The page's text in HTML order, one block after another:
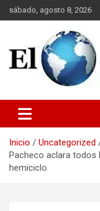
Saltar
al
sábado, agosto 8, 2026
Inicio
Uncategorized
Pacheco aclara todos
hemiciclo